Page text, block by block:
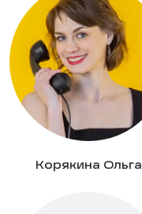
Корякина Ольга